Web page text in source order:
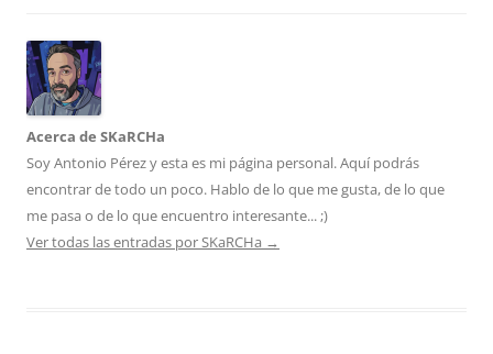
Acerca de SKaRCHa
Soy Antonio Pérez y esta es mi página personal. Aquí podrás
encontrar de todo un poco. Hablo de lo que me gusta, de lo que
me pasa o de lo que encuentro interesante... ;)
Ver todas las entradas por SKaRCHa →